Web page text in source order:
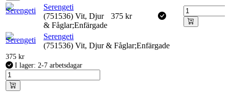
Serengeti
(751536) Vit, Djur
& Fåglar;Enfärgade
375 kr
Serengeti
(751536) Vit, Djur & Fåglar;Enfärgade
375 kr
I lager: 2-7 arbetsdagar